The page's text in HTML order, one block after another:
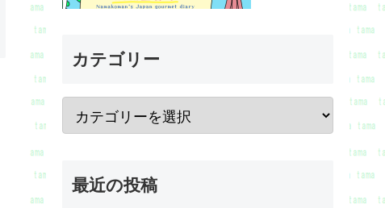
カテゴリー
最近の投稿